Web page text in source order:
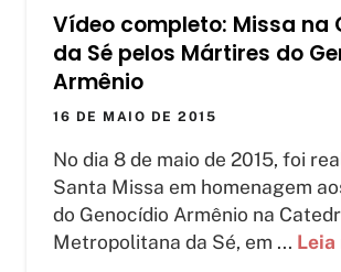
Vídeo completo: Missa na
da Sé pelos Mártires do
Armênio
16 DE MAIO DE 2015
No dia 8 de maio de 2015, foi
Santa Missa em homenagem
do Genocídio Armênio na
Metropolitana da Sé, em ... Leia